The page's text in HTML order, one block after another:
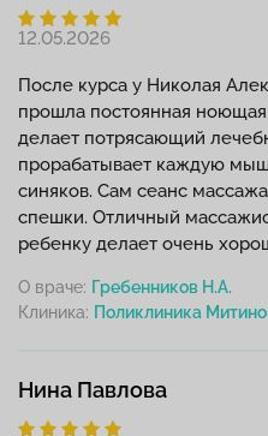
12.05.2026
После курса у Николая
прошла постоянная
делает потрясающий
прорабатывает каждую
синяков. Сам сеанс
спешки. Отличный
ребенку делает очень
О враче: Гребенников Н.А.
Клиника:
Нина Павлова